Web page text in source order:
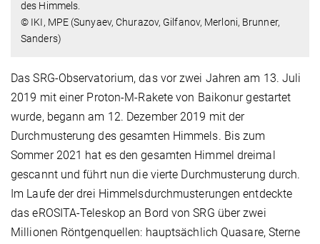
des Himmels.
© IKI, MPE (Sunyaev, Churazov, Gilfanov, Merloni, Brunner,
Sanders)
Das SRG-Observatorium, das vor zwei Jahren am 13. Juli
2019 mit einer Proton-M-Rakete von Baikonur gestartet
wurde, begann am 12. Dezember 2019 mit der
Durchmusterung des gesamten Himmels. Bis zum
Sommer 2021 hat es den gesamten Himmel dreimal
gescannt und führt nun die vierte Durchmusterung durch.
Im Laufe der drei Himmelsdurchmusterungen entdeckte
das eROSITA-Teleskop an Bord von SRG über zwei
Millionen Röntgenquellen: hauptsächlich Quasare, Sterne